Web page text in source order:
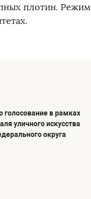
плотин. Режим
голосование в рамках
уличного искусства
округа